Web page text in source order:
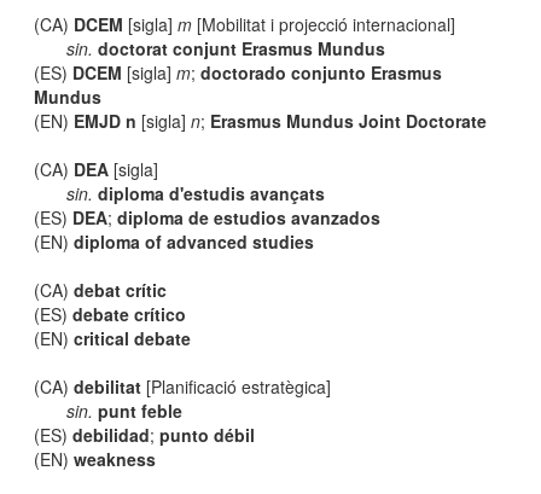
(CA) DCEM [sigla]m [Mobilitat i projecció internacional]
sin. doctorat conjunt Erasmus Mundus
(ES) DCEM [sigla]m;doctorado conjunto Erasmus
Mundus
(EN) EMJD n [sigla]n; Erasmus Mundus Joint Doctorate
(CA) DEA [sigla]
sin. diploma d'estudis avançats
(ES) DEA;diploma de estudios avanzados
(EN)diploma of advanced studies
(CA)debat crític
(ES)debate crítico
(EN)critical debate
(CA)debilitat [Planificació estratègica]
sin. punt feble
(ES)debilidad;punto débil
(EN)weakness